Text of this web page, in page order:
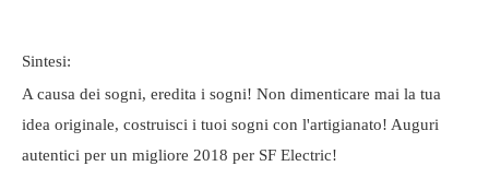
Sintesi:
A causa dei sogni, eredita i sogni! Non dimenticare mai la tua
idea originale, costruisci i tuoi sogni con l'artigianato! Auguri
autentici per un migliore 2018 per SF Electric!